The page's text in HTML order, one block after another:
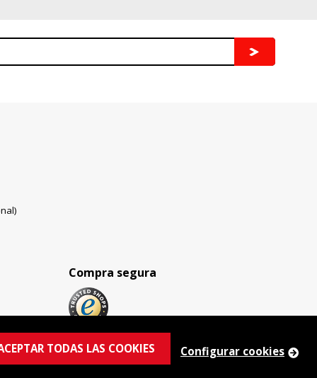
Compra segura
TODAS LAS COOKIES Configurar cookies